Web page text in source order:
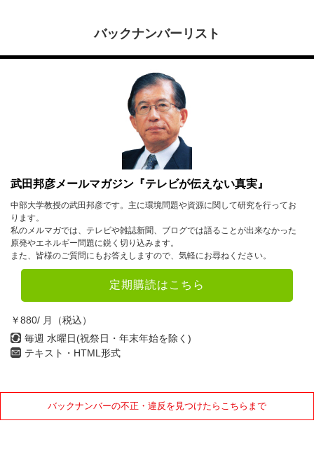
バックナンバーリスト
武田邦彦メールマガジン『テレビが伝えない真実』
中部大学教授の武田邦彦です。主に環境問題や資源に関して研究を行ってお
ります。
私のメルマガでは、テレビや雑誌新聞、ブログでは語ることが出来なかった
原発やエネルギー問題に鋭く切り込みます。
また、皆様のご質問にもお答えしますので、気軽にお尋ねください。
定期購読はこちら
￥880/ 月（税込）
毎週 水曜日(祝祭日・年末年始を除く)
テキスト・HTML形式
バックナンバーの不正・違反を見つけたらこちらまで